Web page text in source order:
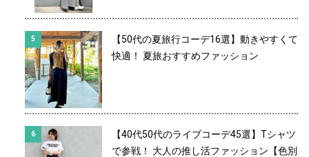
【50代の夏旅行コーデ16選】動きやすくて
快適！ 夏旅おすすめファッション
【40代50代のライブコーデ45選】Tシャツ
で参戦！ 大人の推し活ファッション【色別